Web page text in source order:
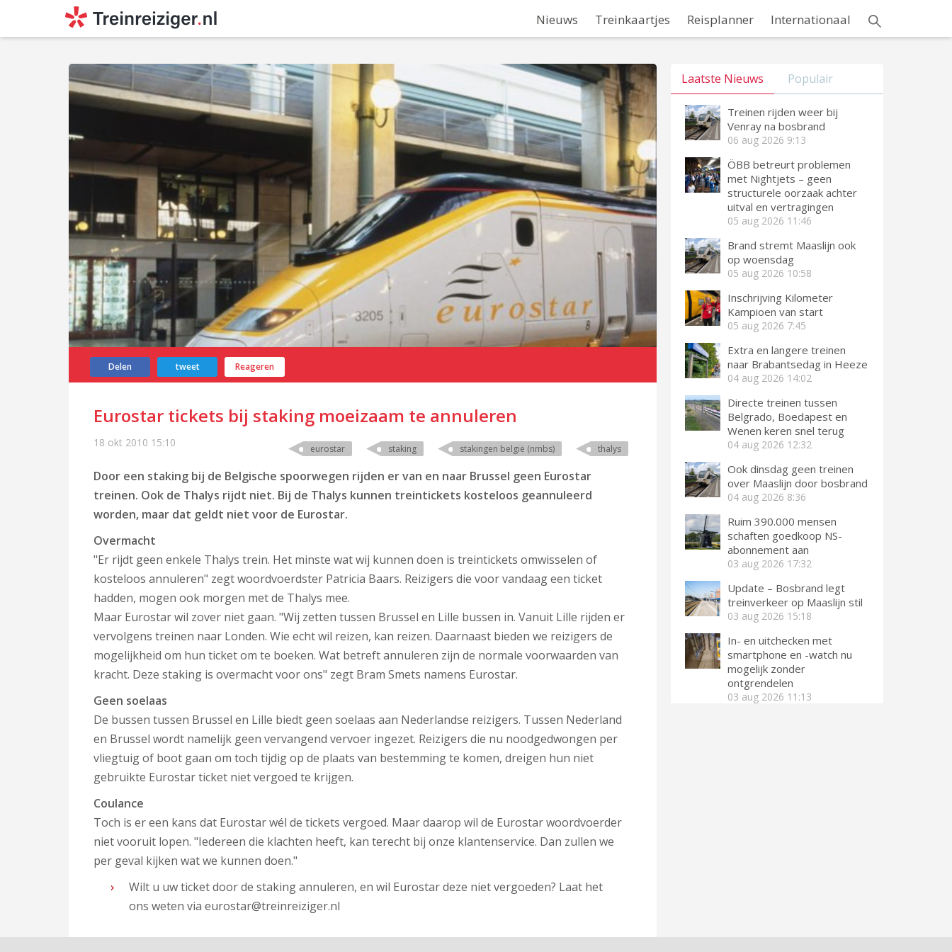
Nieuws Treinkaartjes Reisplanner Internationaal
Delen tweet Reageren
Eurostar tickets bij staking moeizaam te annuleren
18 okt 2010 15:10 eurostar staking stakingen belgië (nmbs) thalys
Door een staking bij de Belgische spoorwegen rijden er van en naar Brussel geen Eurostar
treinen. Ook de Thalys rijdt niet. Bij de Thalys kunnen treintickets kosteloos geannuleerd
worden, maar dat geldt niet voor de Eurostar.
Overmacht
"Er rijdt geen enkele Thalys trein. Het minste wat wij kunnen doen is treintickets omwisselen of
kosteloos annuleren" zegt woordvoerdster Patricia Baars. Reizigers die voor vandaag een ticket
hadden, mogen ook morgen met de Thalys mee.
Maar Eurostar wil zover niet gaan. "Wij zetten tussen Brussel en Lille bussen in. Vanuit Lille rijden er
vervolgens treinen naar Londen. Wie echt wil reizen, kan reizen. Daarnaast bieden we reizigers de
mogelijkheid om hun ticket om te boeken. Wat betreft annuleren zijn de normale voorwaarden van
kracht. Deze staking is overmacht voor ons" zegt Bram Smets namens Eurostar.
Geen soelaas
De bussen tussen Brussel en Lille biedt geen soelaas aan Nederlandse reizigers. Tussen Nederland
en Brussel wordt namelijk geen vervangend vervoer ingezet. Reizigers die nu noodgedwongen per
vliegtuig of boot gaan om toch tijdig op de plaats van bestemming te komen, dreigen hun niet
gebruikte Eurostar ticket niet vergoed te krijgen.
Coulance
Toch is er een kans dat Eurostar wél de tickets vergoed. Maar daarop wil de Eurostar woordvoerder
niet vooruit lopen. "Iedereen die klachten heeft, kan terecht bij onze klantenservice. Dan zullen we
per geval kijken wat we kunnen doen."
Wilt u uw ticket door de staking annuleren, en wil Eurostar deze niet vergoeden? Laat het
ons weten via eurostar@treinreiziger.nl
Laatste Nieuws Populair
Treinen rijden weer bij
Venray na bosbrand
06 aug 2026 9:13
ÖBB betreurt problemen
met Nightjets – geen
structurele oorzaak achter
uitval en vertragingen
05 aug 2026 11:46
Brand stremt Maaslijn ook
op woensdag
05 aug 2026 10:58
Inschrijving Kilometer
Kampioen van start
05 aug 2026 7:45
Extra en langere treinen
naar Brabantsedag in Heeze
04 aug 2026 14:02
Directe treinen tussen
Belgrado, Boedapest en
Wenen keren snel terug
04 aug 2026 12:32
Ook dinsdag geen treinen
over Maaslijn door bosbrand
04 aug 2026 8:36
Ruim 390.000 mensen
schaften goedkoop NS-
abonnement aan
03 aug 2026 17:32
Update – Bosbrand legt
treinverkeer op Maaslijn stil
03 aug 2026 15:18
In- en uitchecken met
smartphone en -watch nu
mogelijk zonder
ontgrendelen
03 aug 2026 11:13